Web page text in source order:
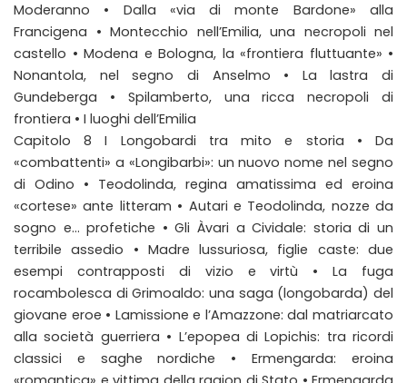
Moderanno • Dalla «via di monte Bardone» alla
Francigena • Montecchio nell’Emilia, una necropoli nel
castello • Modena e Bologna, la «frontiera fluttuante» •
Nonantola, nel segno di Anselmo • La lastra di
Gundeberga • Spilamberto, una ricca necropoli di
frontiera • I luoghi dell’Emilia
Capitolo 8 I Longobardi tra mito e storia • Da
«combattenti» a «Longibarbi»: un nuovo nome nel segno
di Odino • Teodolinda, regina amatissima ed eroina
«cortese» ante litteram • Autari e Teodolinda, nozze da
sogno e… profetiche • Gli Àvari a Cividale: storia di un
terribile assedio • Madre lussuriosa, figlie caste: due
esempi contrapposti di vizio e virtù • La fuga
rocambolesca di Grimoaldo: una saga (longobarda) del
giovane eroe • Lamissione e l’Amazzone: dal matriarcato
alla società guerriera • L’epopea di Lopichis: tra ricordi
classici e saghe nordiche • Ermengarda: eroina